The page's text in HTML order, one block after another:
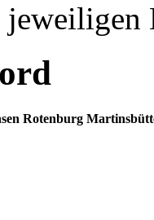
Rotenburg